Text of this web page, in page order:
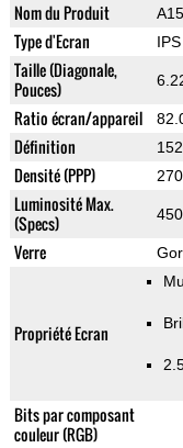
Nom du Produit A15
Type d'Ecran
Taille (Diagonale,
Pouces)
Ratio écran/appareil
Définition
Densité (PPP)
Luminosité Max.
(Specs)
Verre
Propriété Ecran
Bits par composant
couleur (RGB)